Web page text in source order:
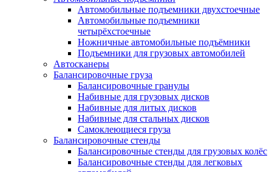
Автомобильные подъемники двухстоечные
Автомобильные подъемники
четырёхстоечные
Ножничные автомобильные подъёмники
Подъемники для грузовых автомобилей
Автосканеры
Балансировочные груза
Балансировочные гранулы
Набивные для грузовых дисков
Набивные для литых дисков
Набивные для стальных дисков
Самоклеющиеся груза
Балансировочные стенды
Балансировочные стенды для грузовых колёс
Балансировочные стенды для легковых